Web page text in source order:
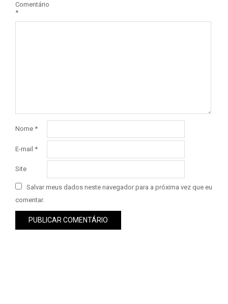
Comentário
*
Nome *
E-mail *
Site
Salvar meus dados neste navegador para a próxima vez que eu
comentar.